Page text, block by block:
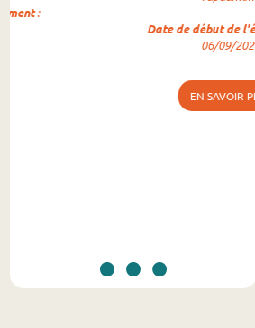
Date de début de l'événement:
EN SAVOIR PLUS